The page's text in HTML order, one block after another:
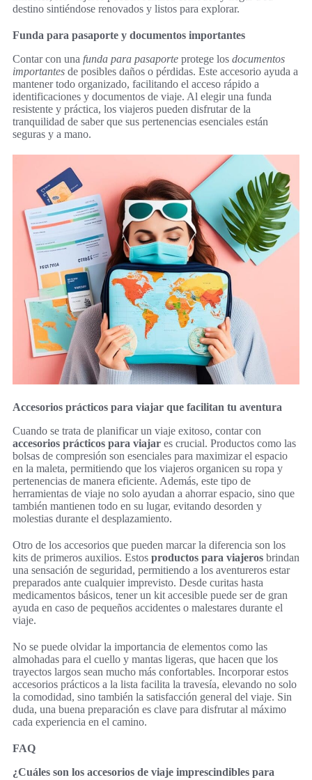
destino sintiéndose renovados y listos para explorar.
Funda para pasaporte y documentos importantes
Contar con una funda para pasaporte protege los documentos
importantes de posibles daños o pérdidas. Este accesorio ayuda a
mantener todo organizado, facilitando el acceso rápido a
identificaciones y documentos de viaje. Al elegir una funda
resistente y práctica, los viajeros pueden disfrutar de la
tranquilidad de saber que sus pertenencias esenciales están
seguras y a mano.
Accesorios prácticos para viajar que facilitan tu aventura
Cuando se trata de planificar un viaje exitoso, contar con
accesorios prácticos para viajar es crucial. Productos como las
bolsas de compresión son esenciales para maximizar el espacio
en la maleta, permitiendo que los viajeros organicen su ropa y
pertenencias de manera eficiente. Además, este tipo de
herramientas de viaje no solo ayudan a ahorrar espacio, sino que
también mantienen todo en su lugar, evitando desorden y
molestias durante el desplazamiento.
Otro de los accesorios que pueden marcar la diferencia son los
kits de primeros auxilios. Estos productos para viajeros brindan
una sensación de seguridad, permitiendo a los aventureros estar
preparados ante cualquier imprevisto. Desde curitas hasta
medicamentos básicos, tener un kit accesible puede ser de gran
ayuda en caso de pequeños accidentes o malestares durante el
viaje.
No se puede olvidar la importancia de elementos como las
almohadas para el cuello y mantas ligeras, que hacen que los
trayectos largos sean mucho más confortables. Incorporar estos
accesorios prácticos a la lista facilita la travesía, elevando no solo
la comodidad, sino también la satisfacción general del viaje. Sin
duda, una buena preparación es clave para disfrutar al máximo
cada experiencia en el camino.
FAQ
¿Cuáles son los accesorios de viaje imprescindibles para